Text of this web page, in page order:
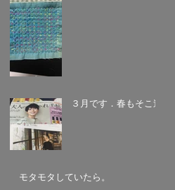
３月です．春もそこ迄
モタモタしていたら。